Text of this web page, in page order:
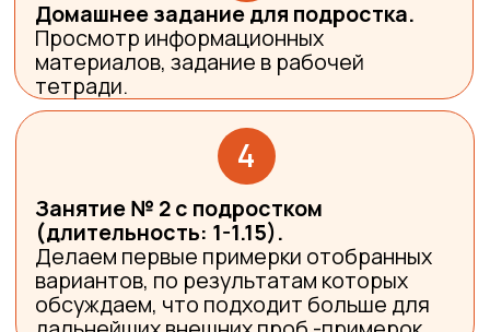
Описываем результаты тестов и
занятий, готовим карту сильных сторон
подростка, даем рекомендации по
образовательному маршруту (профиль
обучения, предметы для усиления), а
также составляем персональный
пошаговый план дальнейших проб-
примерок для вашего школьника (курсы
доп.образования, каникулярные
активности, олимпиады и др.)
Семьи, участвующие в данном курсе,
получают доступ к
постоянно пополняемым базам по
лагерям, кружкам и курсам для
школьников.